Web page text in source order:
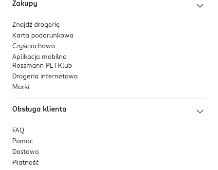
Zakupy
Znajdź drogerię
Karta podarunkowa
Czyściochowo
Aplikacja mobilna
Rossmann PL i Klub
Drogeria internetowa
Marki
Obsługa klienta
FAQ
Pomoc
Dostawa
Płatność